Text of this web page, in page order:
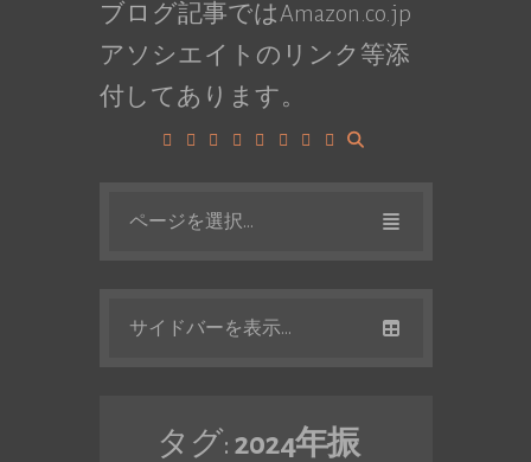
ブログ記事ではAmazon.co.jp
アソシエイトのリンク等添
付してあります。
ページを選択...
サイドバーを表示...
タグ: 2024年振